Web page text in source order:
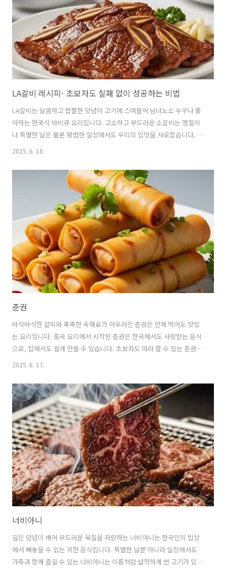
토시아닌' 성분 때문이며,가지에는 블루베리보다도 더욱 높은 함량의 안
토시아닌이..
LA갈비 레시피- 초보자도 실패 없이 성공하는 비법
LA갈비는 달콤하고 짭짤한 양념이 고기에 스며들어 남녀노소 누구나 좋
아하는 한국식 바비큐 요리입니다. 고소하고 부드러운 소갈비는 명절이
나 특별한 날은 물론 평범한 일상에서도 우리의 입맛을 사로잡습니다. 초
보자도 따라 할 수 있는 LA갈비 레시피와 팁을 자세히 소개합니다. 1. LA
몇 가지 설이 있으며,"LA갈비"라는 이름은 갈비가 썰리는 방향(lateral)
에 의해서 붙여진 이름이라는 설이 있습니다.LA갈비의 가장 큰 특징은
자르는 방식에 있습니다.일반적인 구이용 갈비는 뼈 방향으로 잘라내서
칼로 살을 넓게 펼친 형태를 말하지만,LA갈비는 통 갈비대를 뼈와 직각
방향으로 잘라서 중간중간에 조그만한 갈비뼈가 붙어있는플랜켄 스타일
2025. 6. 18.
춘권
바삭바삭한 겉피와 촉촉한 속재료가 어우러진 춘권은 언제 먹어도 맛있
는 요리입니다. 중국 요리에서 시작된 춘권은 한국에서도 사랑받는 음식
으로, 집에서도 쉽게 만들 수 있습니다. 초보자도 따라 할 수 있는 춘권 레
시피와 꿀팁을 소개합니다. 1. 춘권의 매력과 역사춘권이라는 이름은 주
하였습니다.중국어로는 춘쥐안(chūnjuǎn)이라고 발음하며,원래는 긴 겨
울이 지나고 새로 나는 신선한 봄채소를 밀전병에 싸서 먹던 것에서 시작
되었습니다.여러 모양과 크기를 지닌 춘권은 수세기에 걸쳐 아시아에서
유명한 간식거리가 되어왔습니다.현재는 각 나라와 지역마다 조금씩 다
른 방식으로 발전하여, 튀긴 춘권부터 생춘권까지 다양한 형태로 사랑받
고 있습니다.얇..
2025. 6. 17.
너비아니
깊은 양념이 배어 부드러운 육질을 자랑하는 너비아니는 한국인의 밥상
에서 빼놓을 수 없는 귀한 음식입니다. 특별한 날뿐 아니라 일상에서도
가족과 함께 즐길 수 있는 너비아니는 이름처럼 넓적하게 썬 고기가 입안